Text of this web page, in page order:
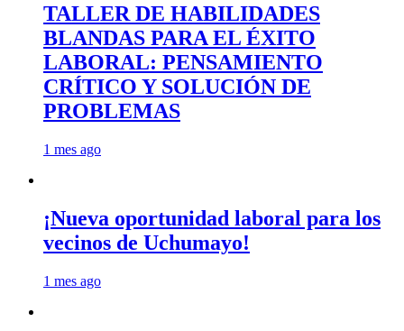
TALLER DE HABILIDADES
BLANDAS PARA EL ÉXITO
LABORAL: PENSAMIENTO
CRÍTICO Y SOLUCIÓN DE
PROBLEMAS
1 mes ago
¡Nueva oportunidad laboral para los
vecinos de Uchumayo!
1 mes ago